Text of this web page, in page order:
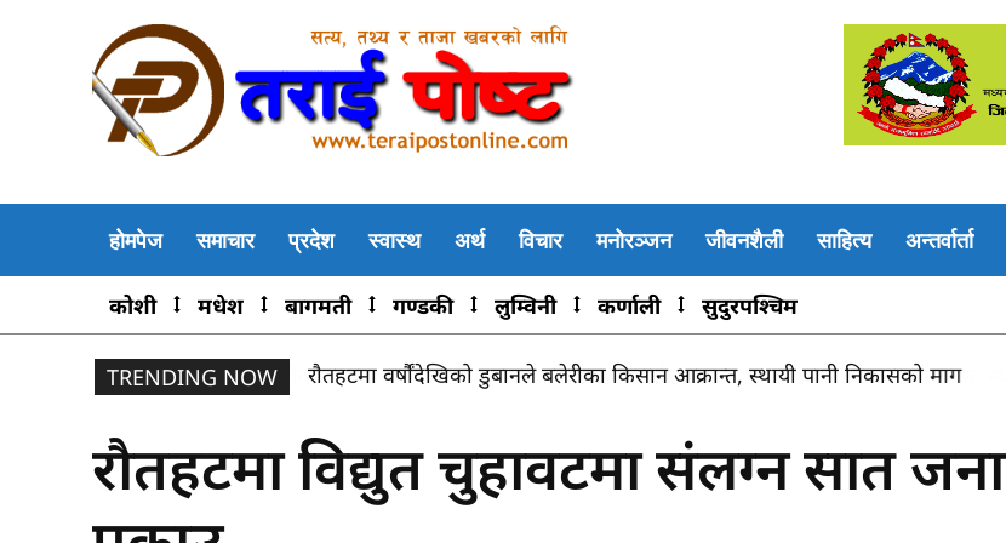
होमपेज समाचार प्रदेश स्वास्थ अर्थ विचार मनोरञ्जन जीवनशैली साहित्य अन्तर्वार्ता
कोशी मधेश बागमती गण्डकी लुम्विनी कर्णाली सुदुरपश्चिम
TRENDING NOW राैतहटमा वर्षौंदेखिको डुबानले बलेरीका किसान आक्रान्त, स्थायी पानी निकासको माग
रौतहटमा विद्युत चुहावटमा संलग्न सात जना